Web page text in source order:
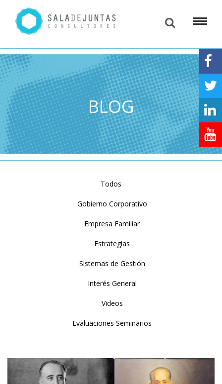
BLOG
Todos
Gobierno Corporativo
Empresa Familiar
Estrategias
Sistemas de Gestión
Interés General
Videos
Evaluaciones Seminarios